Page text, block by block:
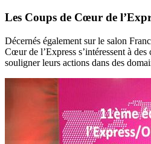
Les Coups de Cœur de
Décernés également sur le salon
Cœur de l’Express s’intéressent à
souligner leurs actions dans des